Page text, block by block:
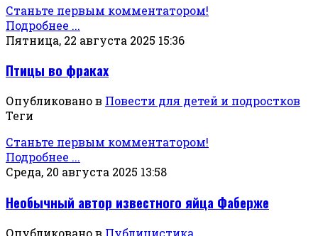
Станьте первым комментатором!
Подробнее ...
Пятница, 22 августа 2025 15:36
Птицы во фраках
Опубликовано в Повести для детей и подростков
Теги
Станьте первым комментатором!
Подробнее ...
Среда, 20 августа 2025 13:58
Необычный автор известного яйца Фаберже
Опубликовано в Публицистика